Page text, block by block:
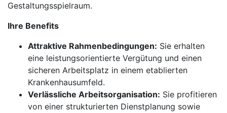
Gestaltungsspielraum.
Ihre Benefits
Attraktive Rahmenbedingungen: Sie erhalten
eine leistungsorientierte Vergütung und einen
sicheren Arbeitsplatz in einem etablierten
Krankenhausumfeld.
Verlässliche Arbeitsorganisation: Sie profitieren
von einer strukturierten Dienstplanung sowie